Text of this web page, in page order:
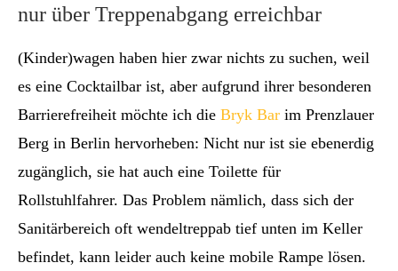
nur über Treppenabgang erreichbar
(Kinder)wagen haben hier zwar nichts zu suchen, weil
es eine Cocktailbar ist, aber aufgrund ihrer besonderen
Barrierefreiheit möchte ich die Bryk Bar im Prenzlauer
Berg in Berlin hervorheben: Nicht nur ist sie ebenerdig
zugänglich, sie hat auch eine Toilette für
Rollstuhlfahrer. Das Problem nämlich, dass sich der
Sanitärbereich oft wendeltreppab tief unten im Keller
befindet, kann leider auch keine mobile Rampe lösen.